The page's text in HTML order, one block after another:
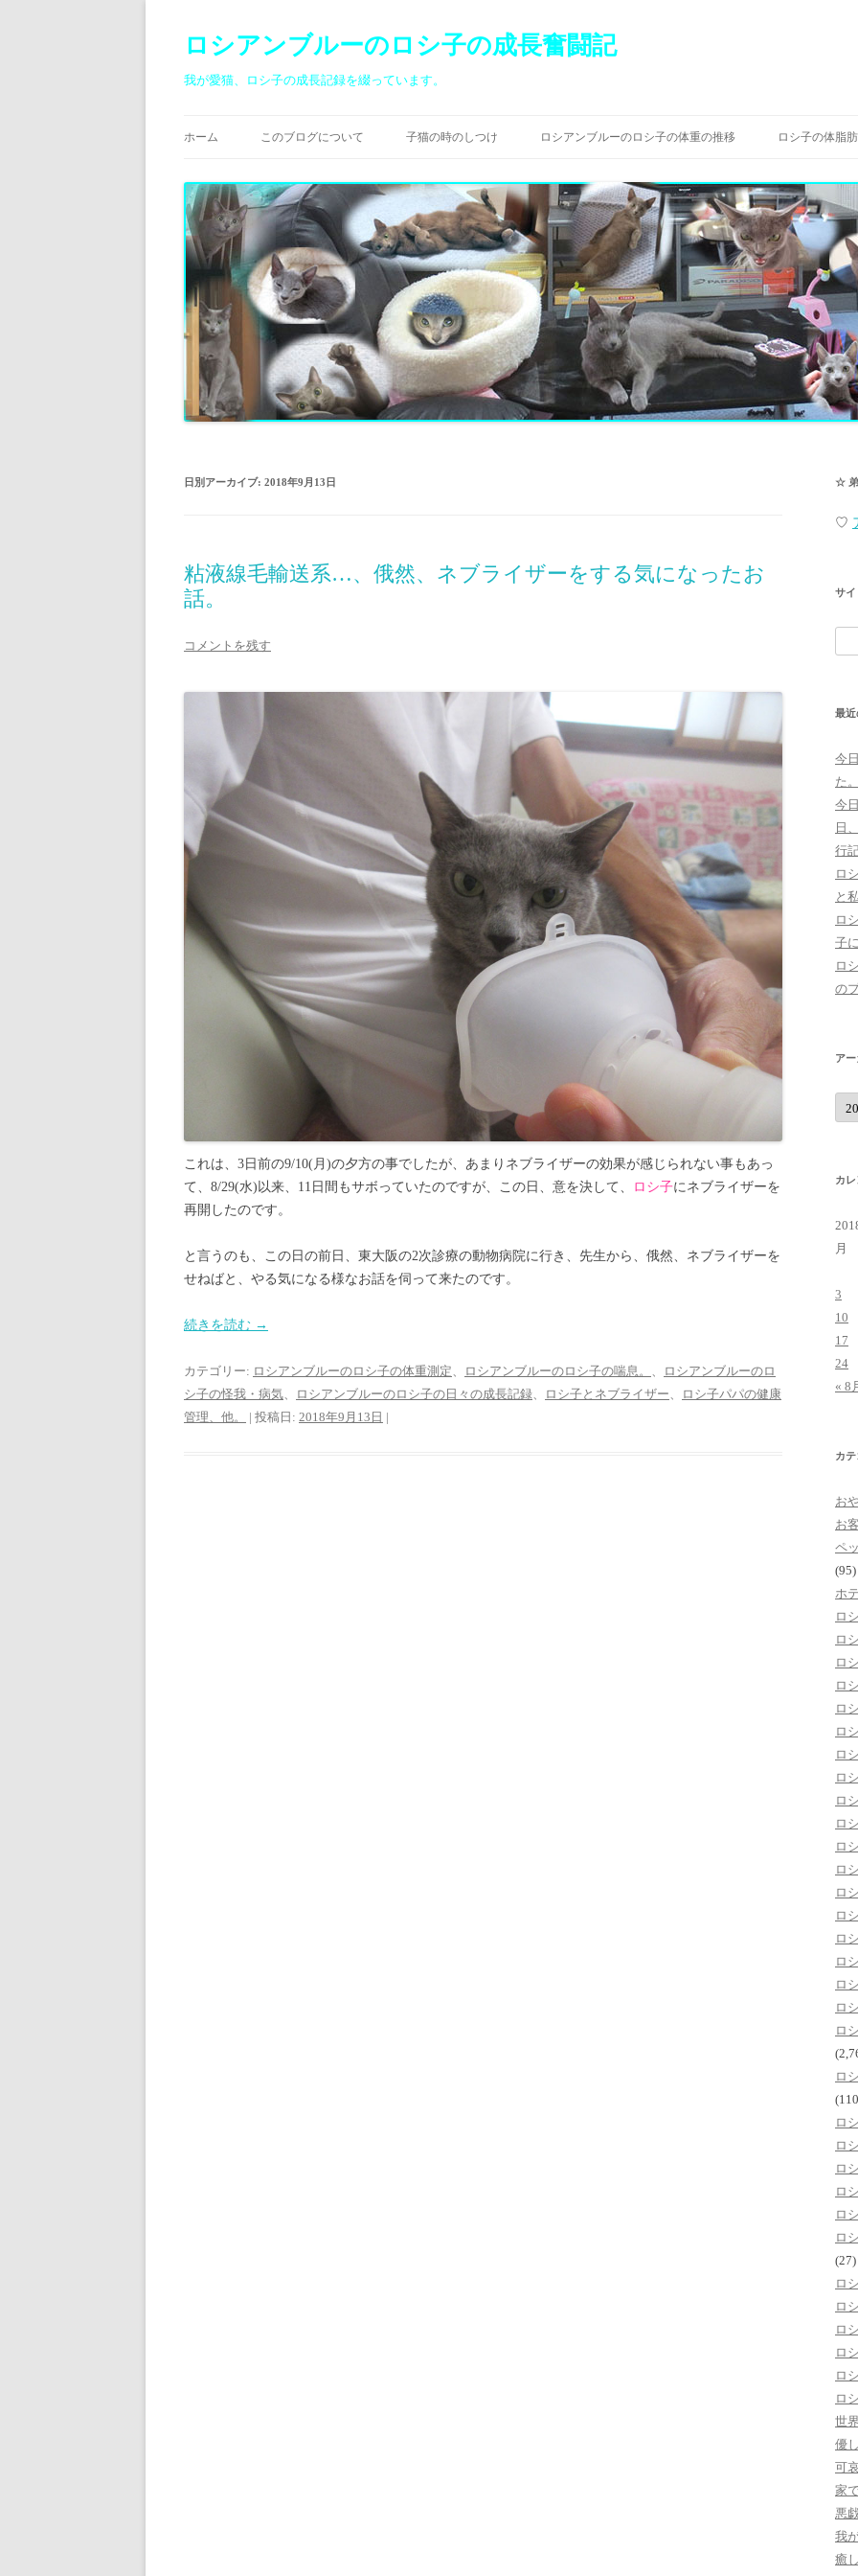
ロシアンブルーのロシ子の成長奮闘記
我が愛猫、ロシ子の成長記録を綴っています。
ン
へ
ス
キ
ッ
プ
ホーム このブログについて 子猫の時のしつけ ロシアンブルーのロシ子の体重の推移 ロシ子の体脂
日別アーカイブ: 2018年9月13日
粘液線毛輸送系…、俄然、ネブライザーをする気になったお
話。
コメントを残す
これは、3日前の9/10(月)の夕方の事でしたが、あまりネブライザーの効果が感じられない事もあっ
て、8/29(水)以来、11日間もサボっていたのですが、この日、意を決して、
ロシ子にネブライザーを
再開したのです。
と言うのも、この日の前日、東大阪の2次診療の動物病院に行き、先生から、俄然、ネブライザーを
せねばと、やる気になる様なお話を伺って来たのです。
続きを読む →
カテゴリー: ロシアンブルーのロシ子の体重測定 ロシアンブルーのロシ子の喘息。
ロシアンブルーのロ
シ子の怪我・病気
ロシアンブルーのロシ子の日々の成長記録 ロシ子とネブライザー
ロシ子パパの健康
管理、他。
| 投稿日: 2018年9月13日 |
☆ 弟
♡
サイ
索:
最近
今
た
今
日
行
ロ
と
ロ
子
ロ
の
ア
ア
ー
カ
カ
月
3
10
17
24
« 8
カ
お
お
ペ
(95)
ホ
ロ
ロ
ロ
ロ
ロ
ロ
ロ
ロ
ロ
ロ
ロ
ロ
ロ
ロ
ロ
ロ
ロ
ロ
ロ
ロ
ロ
ロ
ロ
ロ
ロ
ロ
(27)
ロ
ロ
ロ
ロ
ロ
ロ
世
優
可
家
悪
我
癒